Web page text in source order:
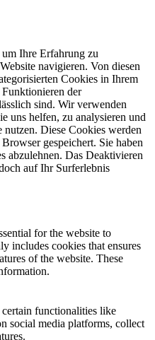
Ihre Erfahrung zu
navigieren. Von diesen
Cookies in Ihrem
der
sind. Wir verwenden
uns helfen, zu analysieren und
nutzen. Diese Cookies werden
gespeichert. Sie haben
abzulehnen. Das Deaktivieren
auf Ihr Surferlebnis
for the website to
includes cookies that ensures
of the website. These
functionalities like
social media platforms, collect